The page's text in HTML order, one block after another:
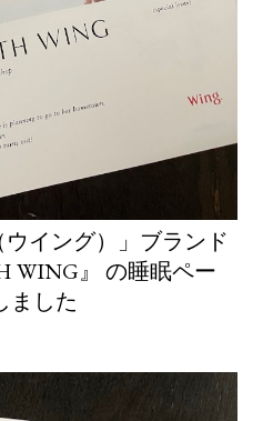
イング）」ブランド
WING』 の睡眠ペー
ました